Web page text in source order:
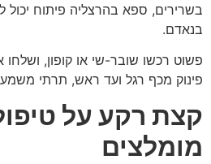
בשרירים, ספא בהרצליה פיתוח
בנאדם.
פשוט רכשו שובר-שי או קופון, ושלחו
פינוק מכף רגל ועד ראש, תרתי
קצת רקע על
מומלצים